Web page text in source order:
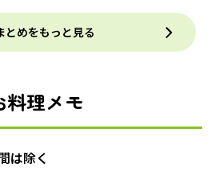
とめをもっと見る
料理メモ
は除く